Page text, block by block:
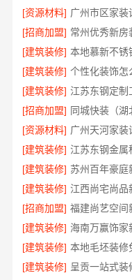
[资源材料]
[招商加盟] 常州优秀新
[建筑装修] 本地慕新不锈
[建筑装修]
[建筑装修]
[招商加盟]
[资源材料]
[建筑装修]
[建筑装修] 苏州百年豪庭
[建筑装修]
[招商加盟]
[建筑装修] 海南万赢饰
[建筑装修]
[建筑装修]